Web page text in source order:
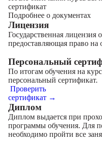
сертификат
Подробнее о документах
Лицензия
Государственная лицензия
предоставляющая право на
Персональный
По итогам обучения на
персональный сертификат.
Проверить
сертификат →
Диплом
Диплом выдается при
программы обучения. Для
необходимо пройти все